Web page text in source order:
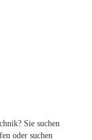
Sie suchen
oder suchen